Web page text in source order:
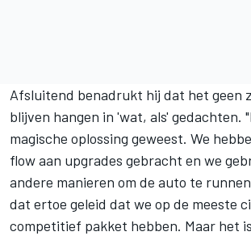
Afsluitend benadrukt hij dat het geen
blijven hangen in 'wat, als' gedachten.
magische oplossing geweest. We
flow aan upgrades gebracht en we
andere manieren om de auto te
dat ertoe geleid dat we op de meeste
competitief pakket hebben. Maar het